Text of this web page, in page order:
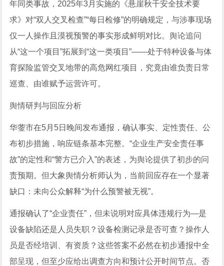
年同类事故，2025年3月实施的《悬崖秋千安全技术要
求》对“双人交叉检查”“每日检修”的明确规定，与涉事现场
仅一人操作且漠视预警的事实形成鲜明对比。舆论追问
从“这一个项目”拓展到“这一类项目”——处于特种设备与体
育探险监管交叉地带的高危网红项目，究竟由谁负责日常
巡查、由谁赋予运营许可。
舆情研判与回应分析
华蓥市在5月5日晚间发布通报，确认事实、定性责任、公
布初步措施，响应链条基本完整。“企业生产安全责任事
故”的定性和“警方已介入”的表述，为舆论提供了初步的问
责预期。但大象舆情分析师认为，当前回应存在一个显著
缺口：未向公众解释“为什么预警被无视”。
通报确认了“企业责任”，但未说明对应具体违规行为—是
设备缺陷还是人员失职？设备检测记录是否可查？操作人
员是否经培训、有资质？这些答案不必然在初步通报中全
部呈现，但至少应给出调查方向和预计公开时间节点。否